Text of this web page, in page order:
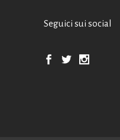
Seguici sui social